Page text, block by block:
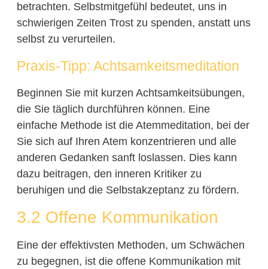
betrachten. Selbstmitgefühl bedeutet, uns in
schwierigen Zeiten Trost zu spenden, anstatt uns
selbst zu verurteilen.
Praxis-Tipp: Achtsamkeitsmeditation
Beginnen Sie mit kurzen Achtsamkeitsübungen,
die Sie täglich durchführen können. Eine
einfache Methode ist die Atemmeditation, bei der
Sie sich auf Ihren Atem konzentrieren und alle
anderen Gedanken sanft loslassen. Dies kann
dazu beitragen, den inneren Kritiker zu
beruhigen und die Selbstakzeptanz zu fördern.
3.2 Offene Kommunikation
Eine der effektivsten Methoden, um Schwächen
zu begegnen, ist die offene Kommunikation mit